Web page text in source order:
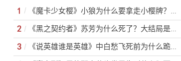
《魔卡少女樱》小狼为什么要拿走小樱牌？桃矢最后还有魔力吗？
《黑之契约者》苏芳为什么死了？大结局是什么？
《说英雄谁是英雄》中白愁飞死前为什么跪苏梦枕？杨无邪为什么杀苏梦枕？